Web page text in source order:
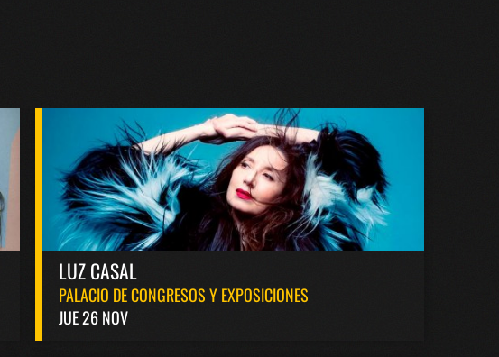
LUZ CASAL
PALACIO DE CONGRESOS Y EXPOSICIONES
JUE 26 NOV